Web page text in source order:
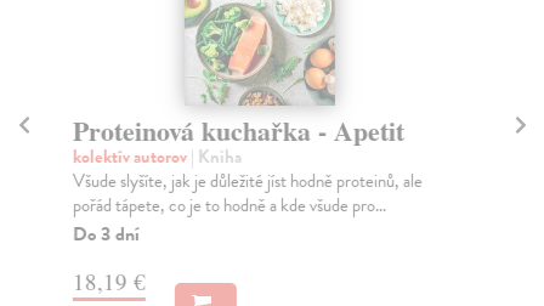
Proteinová kuchařka - Apetit
kolektív autorov| Kniha
Všude slyšíte, jak je důležité jíst hodně proteinů, ale
pořád tápete, co je to hodně a kde všude pro...
Do 3 dní
18,19 €